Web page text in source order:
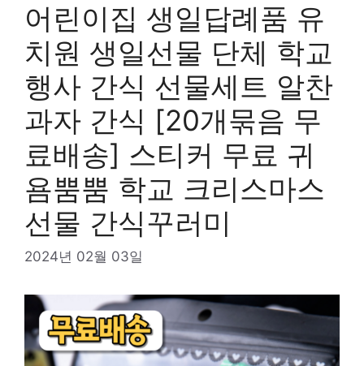
어린이집 생일답례품 유
치원 생일선물 단체 학교
행사 간식 선물세트 알찬
과자 간식 [20개묶음 무
료배송] 스티커 무료 귀
욤뿜뿜 학교 크리스마스
선물 간식꾸러미
2024년 02월 03일